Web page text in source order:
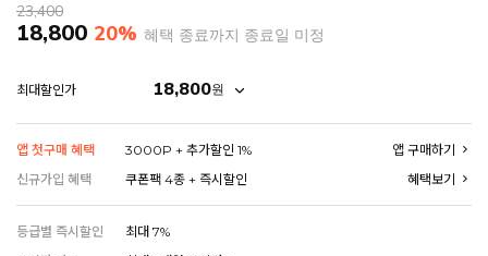
23,400
18,800 20% 혜택 종료까지 종료일 미정
최대할인가 18,800원
앱 첫구매 혜택 3000P + 추가할인 1%
앱 구매하기
신규가입 혜택
쿠폰팩 4종 + 즉시할인 혜택보기
등급별 즉시할인
최대 7%